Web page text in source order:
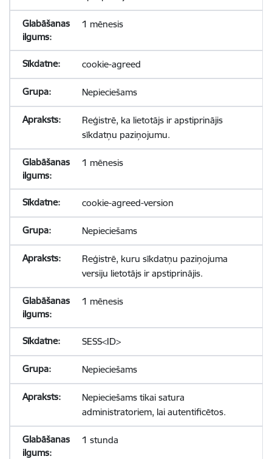
1 mēnesis
cookie-agreed
Nepieciešams
Reģistrē, ka lietotājs ir apstiprinājis
sīkdatņu paziņojumu.
1 mēnesis
cookie-agreed-version
Nepieciešams
Reģistrē, kuru sīkdatņu paziņojuma
versiju lietotājs ir apstiprinājis.
1 mēnesis
SESS<ID>
Nepieciešams
Nepieciešams tikai satura
administratoriem, lai autentificētos.
1 stunda